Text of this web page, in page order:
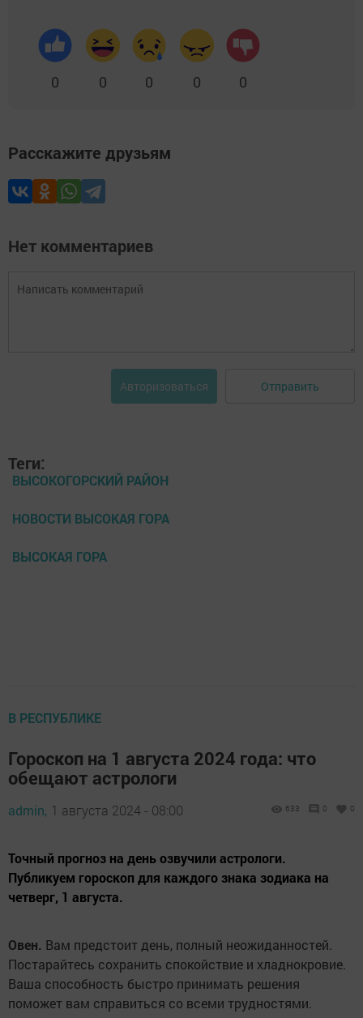
0 0 0 0 0
Расскажите друзьям
Нет комментариев
Авторизоваться Отправить
Теги:
ВЫСОКОГОРСКИЙ РАЙОН
НОВОСТИ ВЫСОКАЯ ГОРА
ВЫСОКАЯ ГОРА
В РЕСПУБЛИКЕ
Гороскоп на 1 августа 2024 года: что
обещают астрологи
admin, 1 августа 2024 - 08:00 633 0 0
Точный прогноз на день озвучили астрологи.
Публикуем гороскоп для каждого знака зодиака на
четверг, 1 августа.
Овен. Вам предстоит день, полный неожиданностей.
Постарайтесь сохранить спокойствие и хладнокровие.
Ваша способность быстро принимать решения
поможет вам справиться со всеми трудностями.